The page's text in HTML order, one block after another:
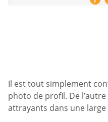
Il est tout simplement
photo de profil. De
attrayants dans une